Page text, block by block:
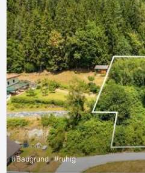
#Baugrund #ruhig